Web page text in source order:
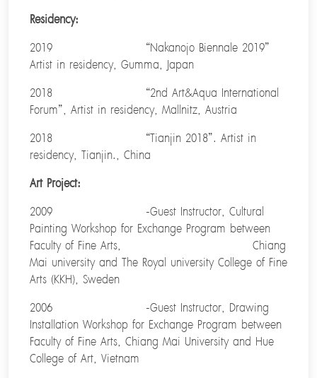
Residency:
2019 “Nakanojo Biennale 2019”
Artist in residency, Gumma, Japan
2018 “2nd Art&Aqua International
Forum”, Artist in residency, Mallnitz, Austria
2018 “Tianjin 2018”. Artist in
residency, Tianjin., China
Art Project:
2009 -Guest Instructor, Cultural
Painting Workshop for Exchange Program between
Faculty of Fine Arts, Chiang
Mai university and The Royal university College of Fine
Arts (KKH), Sweden
2006 -Guest Instructor, Drawing
Installation Workshop for Exchange Program between
Faculty of Fine Arts, Chiang Mai University and Hue
College of Art, Vietnam